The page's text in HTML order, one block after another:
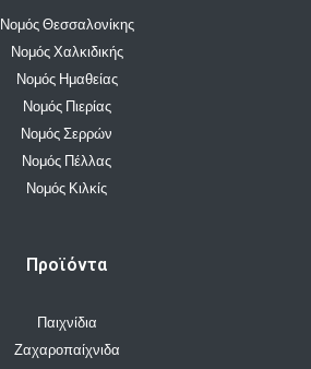
Νομός Θεσσαλονίκης
Νομός Χαλκιδικής
Νομός Ημαθείας
Νομός Πιερίας
Νομός Σερρών
Νομός Πέλλας
Νομός Κιλκίς
Προϊόντα
Παιχνίδια
Ζαχαροπαίχνιδα